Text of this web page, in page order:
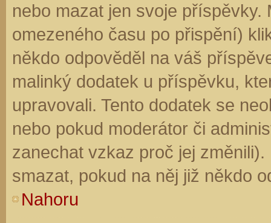
nebo mazat jen svoje
omezeného času po přispění)
někdo odpověděl na váš
malinký dodatek u příspěvku,
upravovali. Tento dodatek se
nebo pokud moderátor či
zanechat vzkaz proč jej
smazat, pokud na něj již někdo
Nahoru